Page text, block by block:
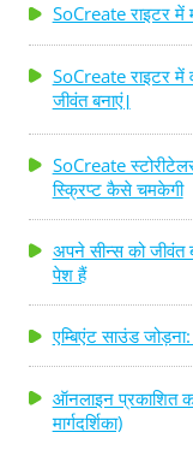
SoCreate राइटर में
SoCreate राइटर में
जीवंत बनाएं।
SoCreate
स्क्रिप्ट कैसे चमकेगी
अपने सीन्स को जीवंत
पेश हैं
एम्बिएंट साउंड
ऑनलाइन प्रकाशित
मार्गदर्शिका)